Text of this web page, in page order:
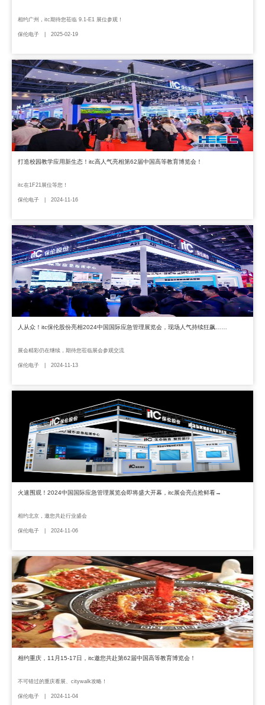
相约广州，itc期待您莅临 9.1-E1 展位参观！
保伦电子 | 2025-02-19
打造校园教学应用新生态！itc高人气亮相第62届中国高等教育博览会！
itc在1F21展位等您！
保伦电子 | 2024-11-16
人从众！itc保伦股份亮相2024中国国际应急管理展览会，现场人气持续狂飙……
展会精彩仍在继续，期待您莅临展会参观交流
保伦电子 | 2024-11-13
火速围观！2024中国国际应急管理展览会即将盛大开幕，itc展会亮点抢鲜看→
相约北京，邀您共赴行业盛会
保伦电子 | 2024-11-06
相约重庆，11月15-17日，itc邀您共赴第62届中国高等教育博览会！
不可错过的重庆看展、citywalk攻略！
保伦电子 | 2024-11-04